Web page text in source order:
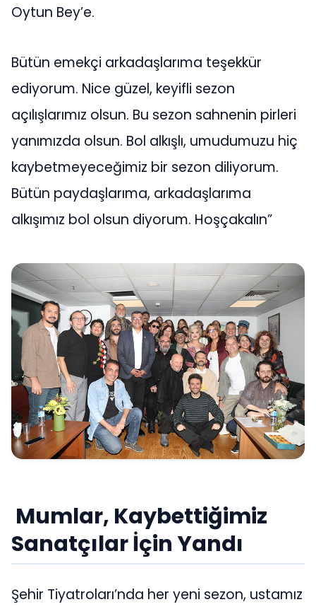
Oytun Bey’e.
Bütün emekçi arkadaşlarıma teşekkür
ediyorum. Nice güzel, keyifli sezon
açılışlarımız olsun. Bu sezon sahnenin pirleri
yanımızda olsun. Bol alkışlı, umudumuzu hiç
kaybetmeyeceğimiz bir sezon diliyorum.
Bütün paydaşlarıma, arkadaşlarıma
alkışımız bol olsun diyorum. Hoşçakalın”
Mumlar, Kaybettiğimiz
Sanatçılar İçin Yandı
Şehir Tiyatroları’nda her yeni sezon, ustamız